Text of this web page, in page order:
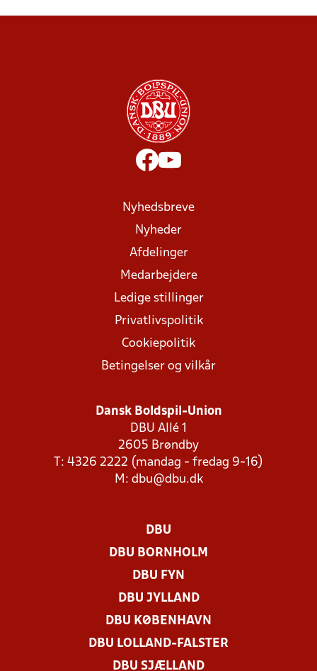
Nyhedsbreve
Nyheder
Afdelinger
Medarbejdere
Ledige stillinger
Privatlivspolitik
Cookiepolitik
Betingelser og vilkår
Dansk Boldspil-Union
DBU Allé 1
2605 Brøndby
T: 4326 2222 (mandag - fredag 9-16)
M: dbu@dbu.dk
DBU
DBU BORNHOLM
DBU FYN
DBU JYLLAND
DBU KØBENHAVN
DBU LOLLAND-FALSTER
DBU SJÆLLAND